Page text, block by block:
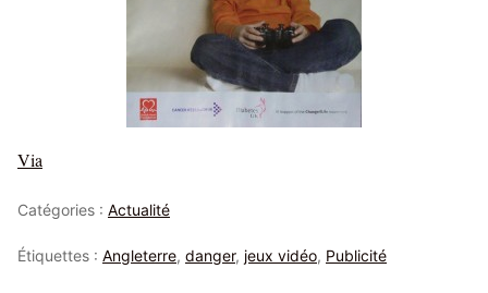
Via
Catégories : Actualité
Étiquettes : Angleterre, danger, jeux vidéo, Publicité